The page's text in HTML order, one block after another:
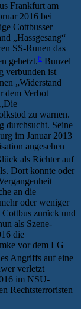
Frankfurt am
2016 bei
Cottbusser
„Hassgesang“
SS-Runen das
gehetzt.6 Bunzel
verbunden ist
„Widerstand
dem Verbot
zu warnen.
durchsucht. Seine
im Januar 2013
angesehen
als Richter auf
Dort konnte oder
an die
oder weniger
zurück und
als Szene-
die
vor dem LG
Angriffs auf eine
verletzt
im NSU-
Rechtsterroristen